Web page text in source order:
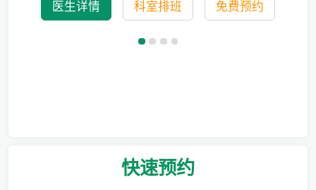
专家:男性更要注意备孕，建议准备3-6个月时间
医生详情 科室排班 免费预约
快速预约